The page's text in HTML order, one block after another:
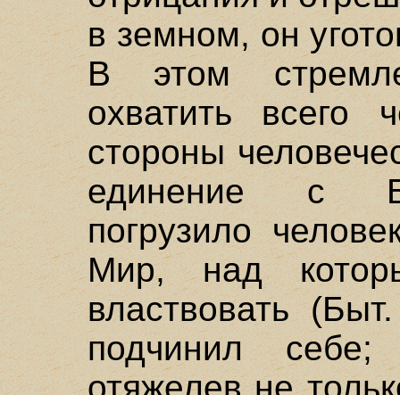
в земном, он
В этом
охватить всего
стороны
единение с
погрузило
Мир, над
властвовать
подчинил
отяжелев не